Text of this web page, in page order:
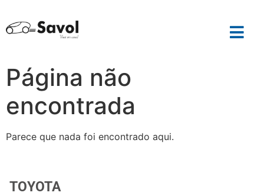
Página não
encontrada
Parece que nada foi encontrado aqui.
TOYOTA